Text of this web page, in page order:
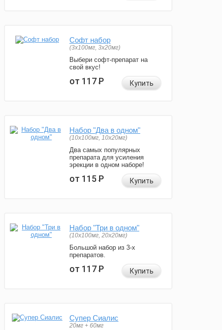
Софт набор
(3x100мг, 3x20мг)
Выбери софт-препарат на
свой вкус!
от 117Р Купить
Набор "Два в одном"
(10x100мг, 10x20мг)
Два самых популярных
препарата для усиления
эрекции в одном наборе!
от 115Р Купить
Набор "Три в одном"
(10x100мг, 20x20мг)
Большой набор из 3-х
препаратов.
от 117Р Купить
Супер Сиалис
20мг + 60мг